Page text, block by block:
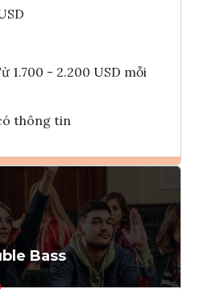
1.700 - 2.200 USD mỗi
thông tin
Ghi danh
Tham vấn Interlink
Bass